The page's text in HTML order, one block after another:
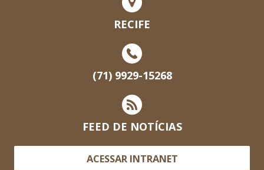
RECIFE
(71) 9929-15268
FEED DE NOTÍCIAS
ACESSAR INTRANET